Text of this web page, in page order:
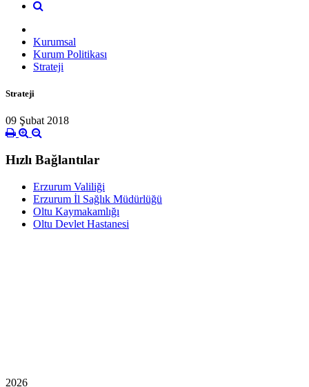
Kurumsal
Kurum Politikası
Strateji
Strateji
09 Şubat 2018
Hızlı Bağlantılar
Erzurum Valiliği
Erzurum İl Sağlık Müdürlüğü
Oltu Kaymakamlığı
Oltu Devlet Hastanesi
2026